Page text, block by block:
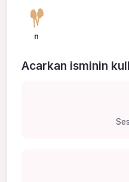
n
Acarkan isminin